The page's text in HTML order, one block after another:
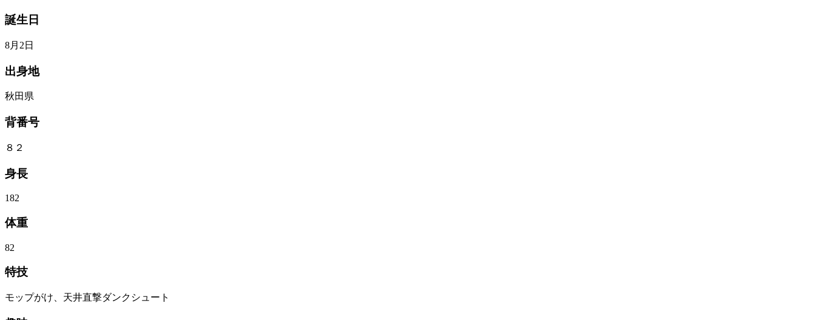
誕生日
8月2日
出身地
秋田県
背番号
８２
身長
182
体重
82
特技
モップがけ、天井直撃ダンクシュート